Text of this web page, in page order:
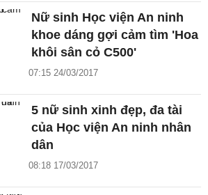
Nữ sinh Học viện An ninh
khoe dáng gợi cảm tìm 'Hoa
khôi sân cỏ C500'
07:15 24/03/2017
5 nữ sinh xinh đẹp, đa tài
của Học viện An ninh nhân
dân
08:18 17/03/2017